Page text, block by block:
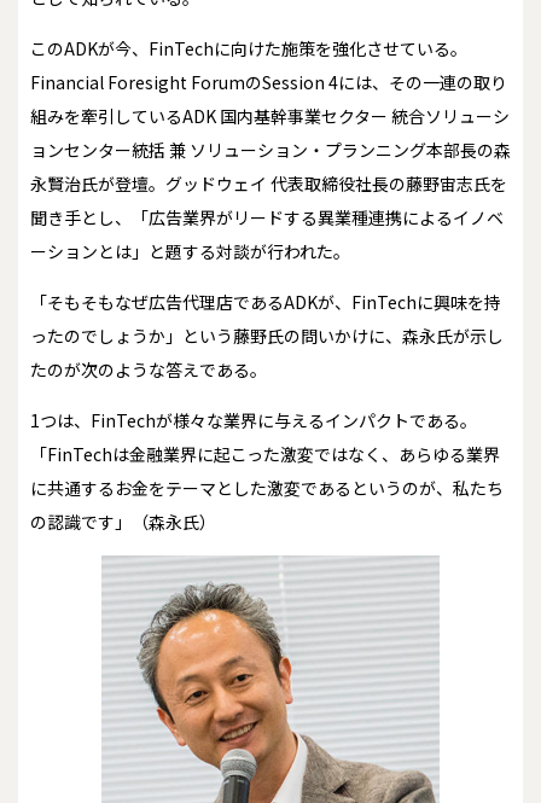
このADKが今、FinTechに向けた施策を強化させている。
Financial Foresight ForumのSession 4には、その一連の取り
組みを牽引しているADK 国内基幹事業セクター 統合ソリューシ
ョンセンター統括 兼 ソリューション・プランニング本部長の森
永賢治氏が登壇。グッドウェイ 代表取締役社長の藤野宙志氏を
聞き手とし、「広告業界がリードする異業種連携によるイノベ
ーションとは」と題する対談が行われた。
「そもそもなぜ広告代理店であるADKが、FinTechに興味を持
ったのでしょうか」という藤野氏の問いかけに、森永氏が示し
たのが次のような答えである。
1つは、FinTechが様々な業界に与えるインパクトである。
「FinTechは金融業界に起こった激変ではなく、あらゆる業界
に共通するお金をテーマとした激変であるというのが、私たち
の認識です」（森永氏）